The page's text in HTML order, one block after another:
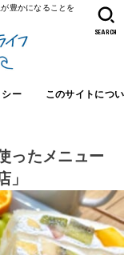
豊かになることを
シー このサイトにつ
SEARCH
ったメニュー
」